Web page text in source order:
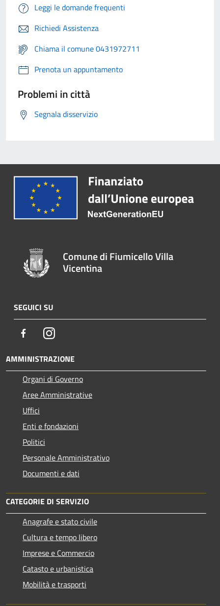
Leggi le domande frequenti
Richiedi Assistenza
Chiama il comune 0431972711
Prenota un appuntamento
Problemi in città
Segnala disservizio
Comune di Fiumicello Villa
Vicentina
SEGUICI SU
FacebookInstagram
AMMINISTRAZIONE
Organi di Governo
Aree Amministrative
Uffici
Enti e fondazioni
Politici
Personale Amministrativo
Documenti e dati
CATEGORIE DI SERVIZIO
Anagrafe e stato civile
Cultura e tempo libero
Imprese e Commercio
Catasto e urbanistica
Mobilità e trasporti